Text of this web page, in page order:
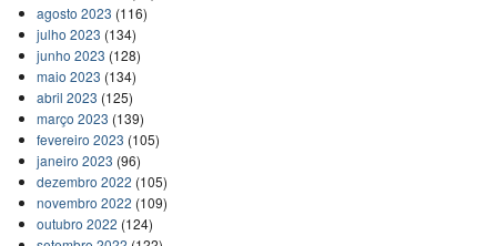
agosto 2023 (116)
julho 2023 (134)
junho 2023 (128)
maio 2023 (134)
abril 2023 (125)
março 2023 (139)
fevereiro 2023 (105)
janeiro 2023 (96)
dezembro 2022 (105)
novembro 2022 (109)
outubro 2022 (124)